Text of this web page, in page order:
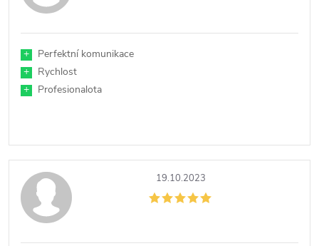
+
Perfektní komunikace
+
Rychlost
+
Profesionalota
19.10.2023